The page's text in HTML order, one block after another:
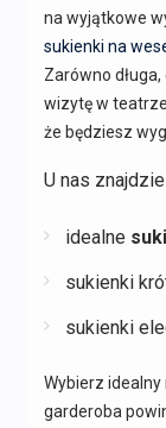
na wyjątkowe
sukienki na
Zarówno
wizytę w
że będziesz
U nas
idealne
sukienki
sukienki
Wybierz idealny
garderoba